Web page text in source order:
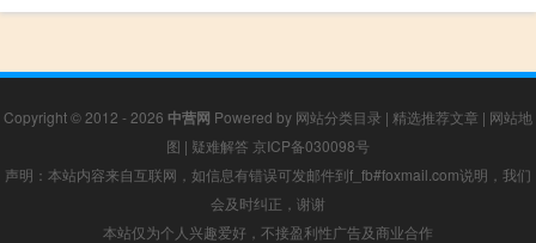
Copyright © 2012 - 2026 中营网 Powered by 网站分类目录 | 精选推荐文章 | 网站地
图 | 疑难解答 京ICP备030098号
声明：本站内容来自互联网，如信息有错误可发邮件到f_fb#foxmail.com说明，我们
会及时纠正，谢谢
本站仅为个人兴趣爱好，不接盈利性广告及商业合作